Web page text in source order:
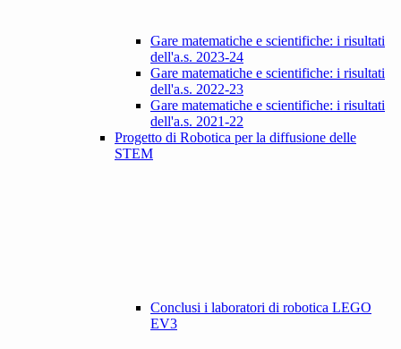
Gare matematiche e scientifiche: i risultati
dell'a.s. 2023-24
Gare matematiche e scientifiche: i risultati
dell'a.s. 2022-23
Gare matematiche e scientifiche: i risultati
dell'a.s. 2021-22
Progetto di Robotica per la diffusione delle
STEM
Conclusi i laboratori di robotica LEGO
EV3